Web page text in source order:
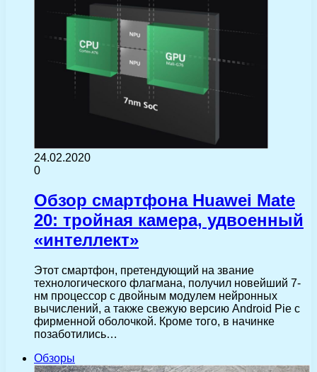
24.02.2020
0
Обзор смартфона Huawei Mate
20: тройная камера, удвоенный
«интеллект»
Этот смартфон, претендующий на звание
технологического флагмана, получил новейший 7-
нм процессор с двойным модулем нейронных
вычислений, а также свежую версию Android Pie с
фирменной оболочкой. Кроме того, в начинке
позаботились…
Обзоры